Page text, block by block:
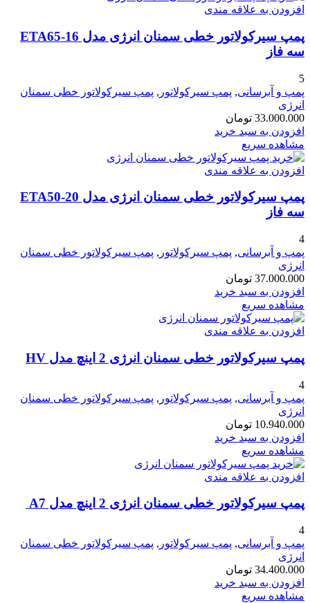
افزودن به علاقه مندی
پمپ سیرکولاتور خطی سمنان انرژی مدل ETA65-16
سه فاز
5
پمپ و آبرسانی, پمپ سیرکولاتور , پمپ سیرکولاتور خطی سمنان
انرژی
33.000.000 تومان
افزودن به سبد خرید
مشاهده سریع
افزودن به علاقه مندی
پمپ سیرکولاتور خطی سمنان انرژی مدل ETA50-20
سه فاز
4
پمپ و آبرسانی, پمپ سیرکولاتور , پمپ سیرکولاتور خطی سمنان
انرژی
37.000.000 تومان
افزودن به سبد خرید
مشاهده سریع
افزودن به علاقه مندی
پمپ سیرکولاتور خطی سمنان انرژی 2 اینچ مدل HV
4
پمپ و آبرسانی, پمپ سیرکولاتور , پمپ سیرکولاتور خطی سمنان
انرژی
10.940.000 تومان
افزودن به سبد خرید
مشاهده سریع
افزودن به علاقه مندی
پمپ سیرکولاتور خطی سمنان انرژی 2 اینچ مدل A7
4
پمپ و آبرسانی, پمپ سیرکولاتور , پمپ سیرکولاتور خطی سمنان
انرژی
34.400.000 تومان
افزودن به سبد خرید
مشاهده سریع